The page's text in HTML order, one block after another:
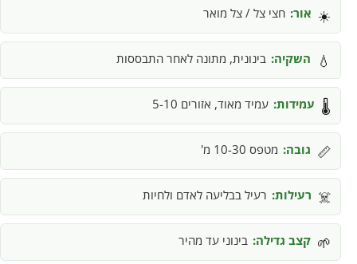
☀️ אור: חצי צל / צל מואר
💧 השקיה: בינונית, מתונה לאחר התבססות
🌡️ עמידות: עמיד מאוד, אזורים 5-10
📏 גובה: מטפס 10-30 מ'
☠️ רעילות: רעיל בבליעה לאדם ולחיות
🌱 קצב גדילה: בינוני עד מהיר